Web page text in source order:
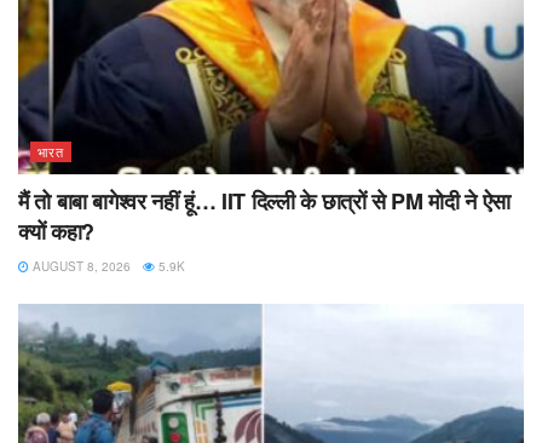
भारत
मैं तो बाबा बागेश्वर नहीं हूं… IIT दिल्ली के छात्रों से PM मोदी ने ऐसा
क्यों कहा?
AUGUST 8, 2026 5.9K